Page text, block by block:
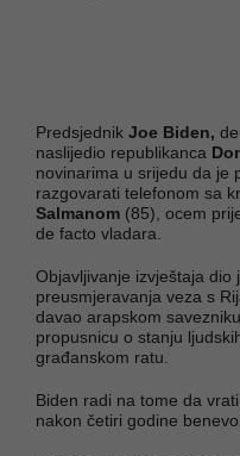
Predsjednik Joe Biden,
naslijedio republikanca
novinarima u srijedu da je
razgovarati telefonom sa
Salmanom (85), ocem
de facto vladara.
Objavljivanje izvještaja dio
preusmjeravanja veza s
davao arapskom
propusnicu o stanju
građanskom ratu.
Biden radi na tome da
nakon četiri godine